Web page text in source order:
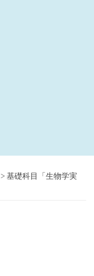
>基礎科目「生物学実